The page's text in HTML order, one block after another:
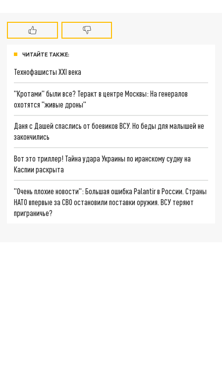
ЧИТАЙТЕ ТАКЖЕ:
Технофашисты XXI века
"Кротами" были все? Теракт в центре Москвы: На генералов
охотятся "живые дроны"
Даня с Дашей спаслись от боевиков ВСУ. Но беды для малышей не
закончились
Вот это триллер! Тайна удара Украины по иранскому судну на
Каспии раскрыта
"Очень плохие новости": Большая ошибка Palantir в России. Страны
НАТО впервые за СВО остановили поставки оружия. ВСУ теряют
приграничье?